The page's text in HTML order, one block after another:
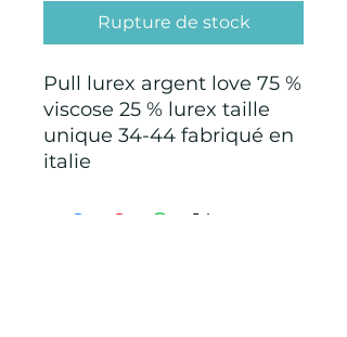
Rupture de stock
Pull lurex argent love 75 %
viscose 25 % lurex taille
unique 34-44 fabriqué en
italie